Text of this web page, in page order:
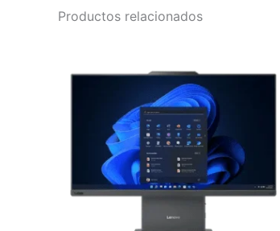
Productos relacionados